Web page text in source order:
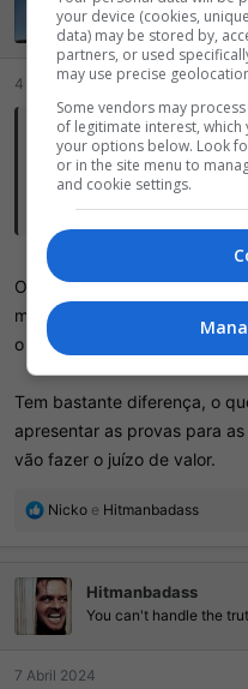
Moderador Membro
4 Abril 2024
tortinhas10 disse:
O que o Textor anda falando
O que ele falou foi que o
manipulações e não que
o Palmeiras fez alguma coisa.
Tem bastante diferença, o
apresentar as provas para
vão fazer o juízo de valor.
R
õ
e
s
Nicko e Hitmanbadass
Hitmanbadass
You can't handle the
7 Abril 2024
your device (cookies,
data) may be stored by,
partners, or used
may use precise
Some vendors may
of legitimate interest,
your options below. Look
or in the site menu to
and cookie settings.